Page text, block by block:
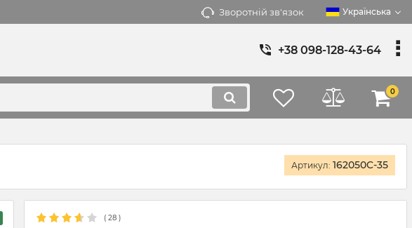
Зворотній зв'язок Українська
+38 098-128-43-64
0
Артикул: 162050C-35
( 28 )